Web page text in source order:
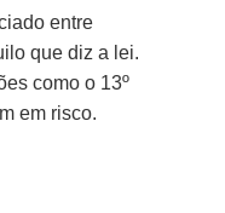
entre
que diz a lei.
como o 13º
em risco.